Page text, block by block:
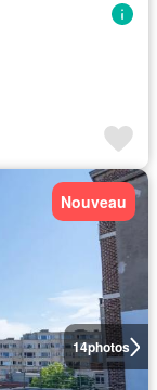
14photos
Nouveau